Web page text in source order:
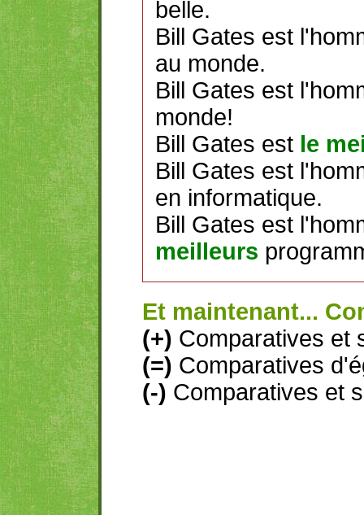
belle.
Bill Gates est
au monde.
Bill Gates est
monde!
Bill Gates est le
Bill Gates est
en informatique.
Bill Gates est
meilleurs
Et maintenant...
(+) Comparatives et
(=) Comparatives
(-) Comparatives et